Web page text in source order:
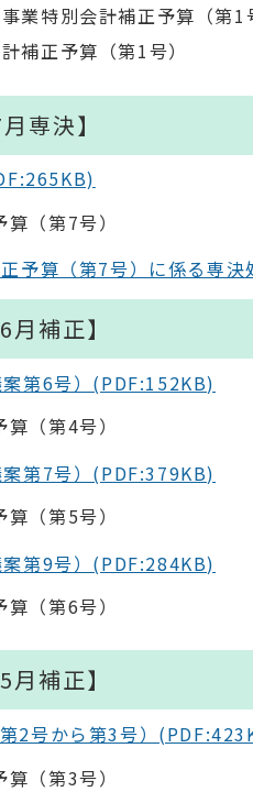
特別会計補正予算（第1
正予算（第1号）
専決】
（第7号）
予算（第7号）に係る専
補正】
第6号）(PDF:152KB)
（第4号）
第7号）(PDF:379KB)
（第5号）
第9号）(PDF:284KB)
（第6号）
補正】
2号から第3号）
（第3号）